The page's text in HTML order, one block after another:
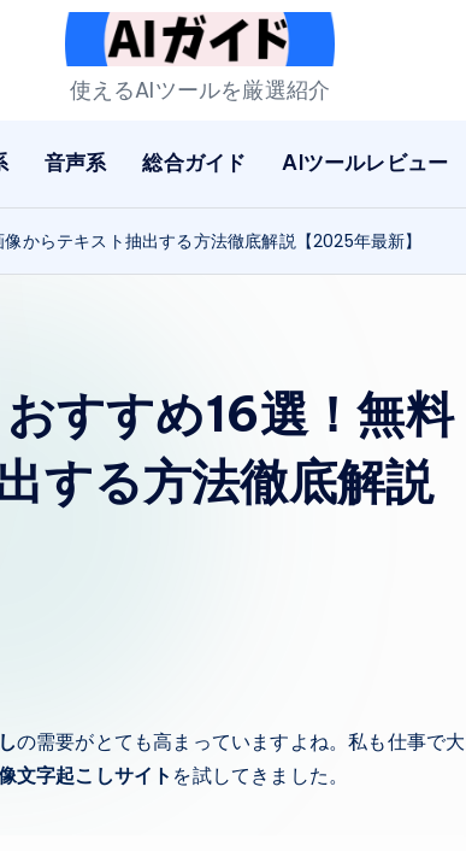
A
ガ
イ
ド
使えるAIツールを厳選紹介
音声系 総合ガイド AIツールレビュー
からテキスト抽出する方法徹底解説【2025年最新】
すすめ16選！無料
する方法徹底解説
の需要がとても高まっていますよね。私も仕事で大
文字起こしサイト を試してきました。